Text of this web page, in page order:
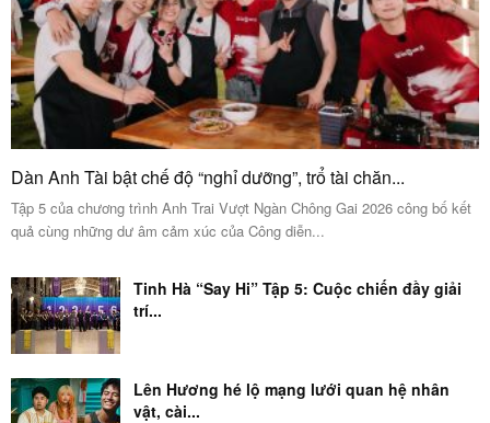
Dàn Anh Tài bật chế độ “nghỉ dưỡng”, trổ tài chăn...
Tập 5 của chương trình Anh Trai Vượt Ngàn Chông Gai 2026 công bố kết
quả cùng những dư âm cảm xúc của Công diễn...
Tinh Hà “Say Hi” Tập 5: Cuộc chiến đầy giải
trí...
Lên Hương hé lộ mạng lưới quan hệ nhân
vật, cài...